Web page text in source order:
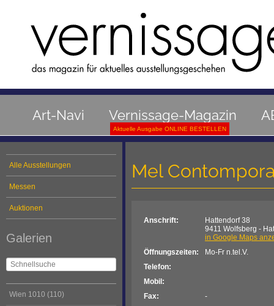
Art-Navi Vernissage-Magazin
Aktuelle Ausgabe ONLINE BESTELLEN
Alle Ausstellungen
Messen
Auktionen
Galerien
Wien 1010 (110)
Mel
Anschrift:
Hattendorf 38
9411 Wolfsberg -
in Google Maps
Öffnungszeiten:
Mo-Fr n.tel.V.
Telefon:
Mobil:
Fax:
-